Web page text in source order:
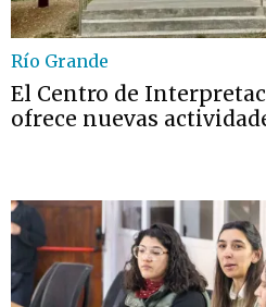
Río Grande
El Centro de
ofrece nuevas